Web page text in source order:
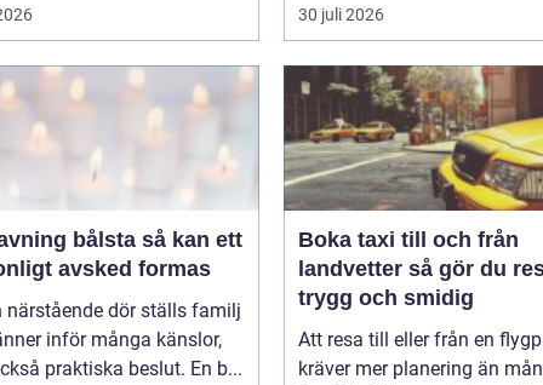
30 juli 2026
bålsta så kan ett
avsked formas
närstående dör ställs familj
inför många känslor,
praktiska beslut. En b...
Boka taxi till och från
landvetter så gör du resan
trygg och smidig
Att resa till eller från en
kräver mer planering än